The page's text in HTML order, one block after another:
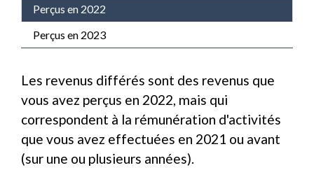
Perçus en 2022
Perçus en 2023
Les revenus différés sont des revenus que
vous avez perçus en 2022, mais qui
correspondent à la rémunération d'activités
que vous avez effectuées en 2021 ou avant
(sur une ou plusieurs années).